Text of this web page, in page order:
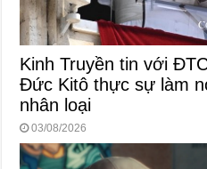
Kinh Truyền tin với
Đức Kitô thực sự làm
nhân loại
03/08/2026